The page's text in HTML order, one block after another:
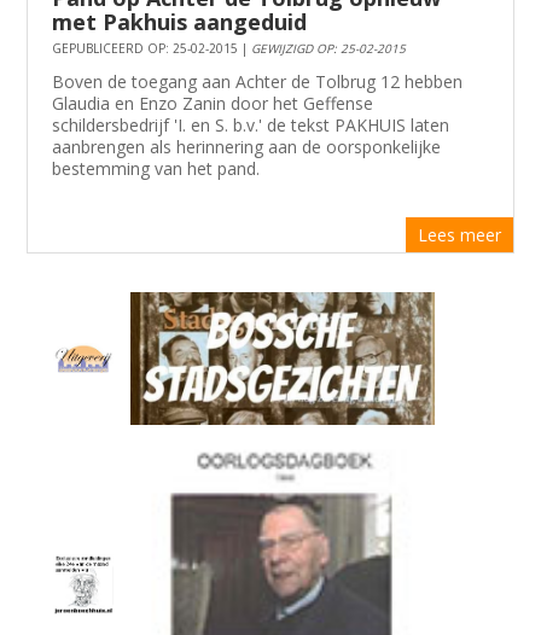
met Pakhuis aangeduid
GEPUBLICEERD OP: 25-02-2015 | GEWIJZIGD OP: 25-02-2015
Boven de toegang aan Achter de Tolbrug 12 hebben
Glaudia en Enzo Zanin door het Geffense
schildersbedrijf 'I. en S. b.v.' de tekst PAKHUIS laten
aanbrengen als herinnering aan de oorsponkelijke
bestemming van het pand.
Lees meer